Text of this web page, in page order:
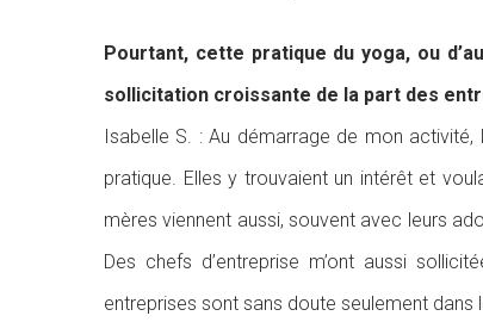
Pourtant, cette pratique du yoga, ou
sollicitation croissante de la part des
Isabelle S. : Au démarrage de mon
pratique. Elles y trouvaient un intérêt et
mères viennent aussi, souvent avec leurs
Des chefs d’entreprise m’ont aussi
entreprises sont sans doute seulement dans